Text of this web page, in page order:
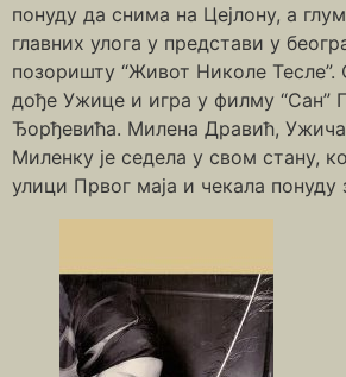
понуду да снима на Цејлону, а
главних улога у представи у
позоришту “Живот Николе Тесле”.
дође Ужице и игра у филму “Сан”
Ђорђевића. Милена Дравић,
Миленку је седела у свом стану,
улици Првог маја и чекала